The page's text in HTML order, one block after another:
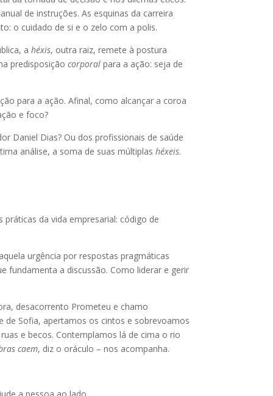
de instruções. As esquinas da carreira
o cuidado de si e o zelo com a polis.
a héxis, outra raiz, remete à postura
predisposição corporal para a ação: seja de
para a ação. Afinal, como alcançar a coroa
e foco?
Daniel Dias? Ou dos profissionais de saúde
análise, a soma de suas múltiplas héxeis.
da vida empresarial: código de
urgência por respostas pragmáticas
fundamenta a discussão. Como liderar e gerir
desacorrento Prometeu e chamo
de Sofia, apertamos os cintos e sobrevoamos
e becos. Contemplamos lá de cima o rio
caem, diz o oráculo – nos acompanha.